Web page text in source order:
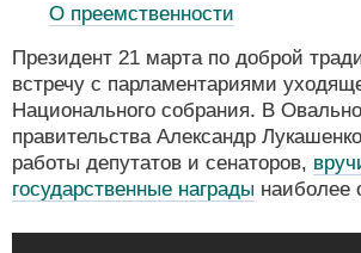
О преемственности
Президент 21 марта по доброй
встречу с парламентариями
Национального собрания. В
правительства Александр
работы депутатов и сенаторов,
государственные награды наиболее